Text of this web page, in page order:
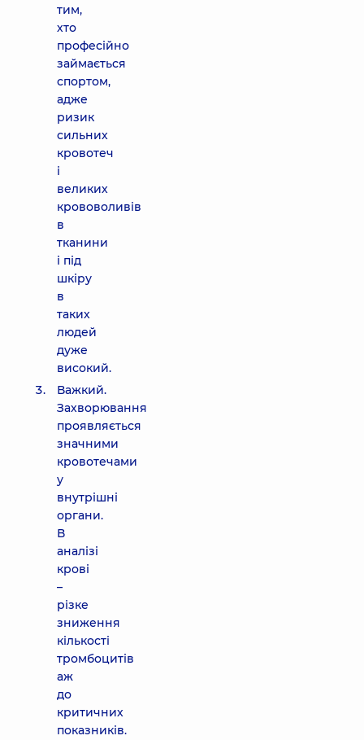
тим,
хто
професійно
займається
спортом,
адже
ризик
сильних
кровотеч
і
великих
крововоливів
в
тканини
і під
шкіру
в
таких
людей
дуже
високий.
Важкий.
Захворювання
проявляється
значними
кровотечами
у
внутрішні
органи.
В
аналізі
крові
–
різке
зниження
кількості
тромбоцитів
аж
до
критичних
показників.